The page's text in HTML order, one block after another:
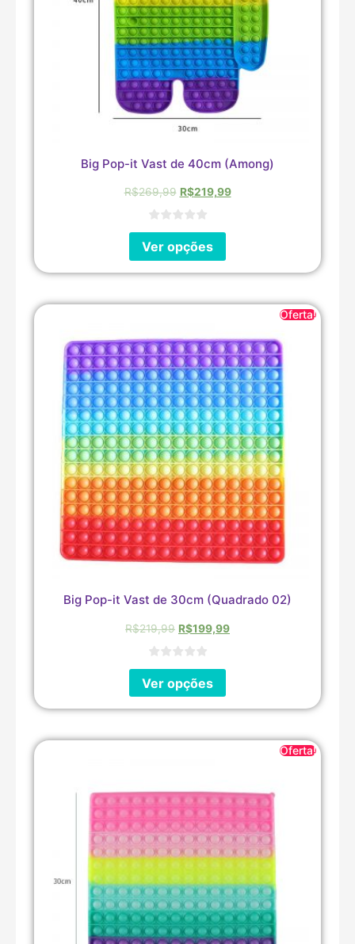
Big Pop-it Vast de 40cm (Among)
R$269,99 R$219,99
Ver opções
Oferta!
Big Pop-it Vast de 30cm (Quadrado 02)
R$219,99 R$199,99
Ver opções
Oferta!